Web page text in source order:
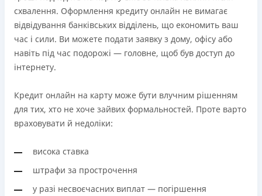
схвалення. Оформлення кредиту онлайн не вимагає
відвідування банківських відділень, що економить ваш
час і сили. Ви можете подати заявку з дому, офісу або
навіть під час подорожі — головне, щоб був доступ до
інтернету.
Кредит онлайн на карту може бути влучним рішенням
для тих, хто не хоче зайвих формальностей. Проте варто
враховувати й недоліки:
висока ставка
штрафи за прострочення
у разі несвоєчасних виплат — погіршення